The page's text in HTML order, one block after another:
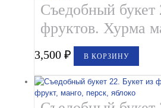
Съедобный букет
фруктов. Хурма
3,500₽ В КОРЗИНУ